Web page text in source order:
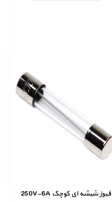
250V-6A فیوز شیشه ای کوچک